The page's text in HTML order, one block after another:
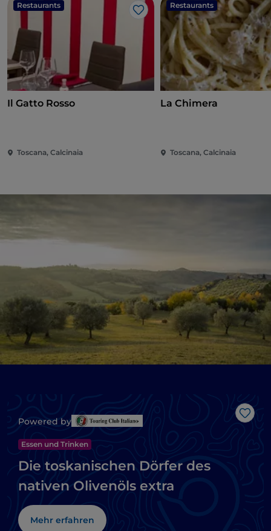
Restaurants
Like
Il Gatto Rosso
Toscana, Calcinaia
Restaurants
La Chimera
Toscana, Calcinaia
Like
Powered by
Essen und Trinken
Die toskanischen Dörfer des
nativen Olivenöls extra
Mehr erfahren